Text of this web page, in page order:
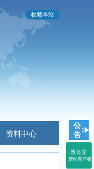
收藏本站
资料中心